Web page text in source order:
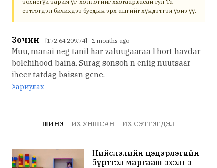
зохисгүй зарим үг, хэллэгийг хязгаарласан тул Та
сэтгэгдэл бичихдээ бусдын эрх ашгийг хүндэтгэн үзнэ үү.
Зочин [172.64.209.74] 2 months ago
Muu, manai neg tanil har zaluugaaraa l hort havdar
bolchihood baina. Surag sonsoh n eniig nuutsaar
iheer tatdag baisan gene.
Хариулах
ШИНЭ ИХ УНШСАН ИХ СЭТГЭГДЭЛ
Нийслэлийн цэцэрлэгийн
бүртгэл маргааш эхэлнэ